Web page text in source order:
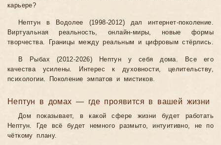
карьере?
Нептун в Водолее (1998-2012) дал интернет-поколение.
Виртуальная реальность, онлайн-миры, новые формы
творчества. Границы между реальным и цифровым стёрлись.
В Рыбах (2012-2026) Нептун у себя дома. Все его
качества усилены. Интерес к духовности, целительству,
психологии. Поколение эмпатов и мистиков.
Нептун в домах — где проявится в вашей жизни
Дом показывает, в какой сфере жизни будет работать
Нептун. Где всё будет немного размыто, интуитивно, не по
чёткому плану.